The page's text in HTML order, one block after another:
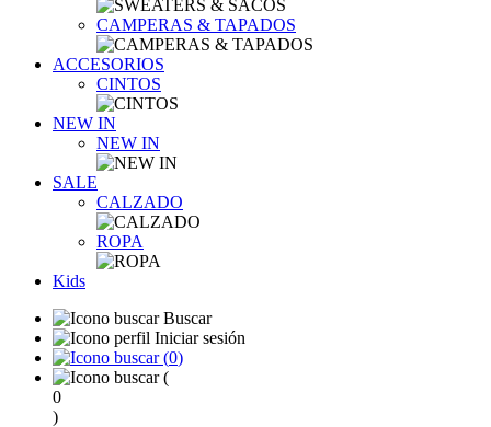
CAMPERAS & TAPADOS
ACCESORIOS
CINTOS
NEW IN
NEW IN
SALE
CALZADO
ROPA
Kids
Buscar
Iniciar sesión
(0)
(
0
)